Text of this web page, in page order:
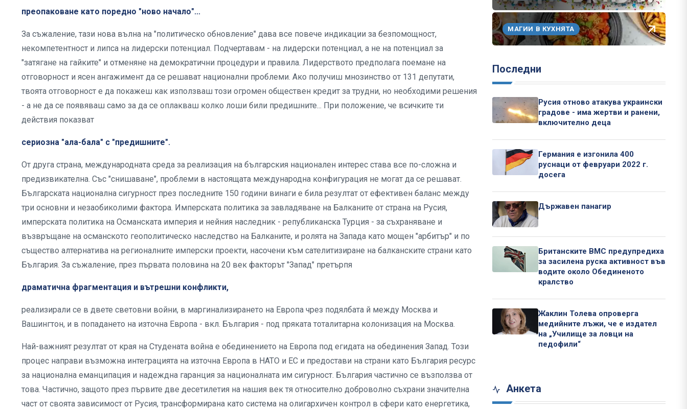
преопаковане като поредно "ново начало"...
За съжаление, тази нова вълна на "политическо обновление" дава все повече индикации за безпомощност,
некомпетентност и липса на лидерски потенциал. Подчертавам - на лидерски потенциал, а не на потенциал за
"затягане на гайките" и отменяне на демократични процедури и правила. Лидерството предполага поемане на
отговорност и ясен ангажимент да се решават национални проблеми. Ако получиш мнозинство от 131 депутати,
твоята отговорност е да покажеш как използваш този огромен обществен кредит за трудни, но необходими решения
- а не да се появяваш само за да се оплакваш колко лоши били предишните... При положение, че всичките ти
действия показват
сериозна "ала-бала" с "предишните".
От друга страна, международната среда за реализация на българския национален интерес става все по-сложна и
предизвикателна. Със "снишаване", проблеми в настоящата международна конфигурация не могат да се решават.
Българската национална сигурност през последните 150 години винаги е била резултат от ефективен баланс между
три основни и незаобиколими фактора. Имперската политика за завладяване на Балканите от страна на Русия,
имперската политика на Османската империя и нейния наследник - републиканска Турция - за съхраняване и
възвръщане на османското геополитическо наследство на Балканите, и ролята на Запада като мощен "арбитър" и по
същество алтернатива на регионалните имперски проекти, насочени към сателитизиране на балканските страни като
България. За съжаление, през първата половина на 20 век факторът "Запад" претърпя
драматична фрагментация и вътрешни конфликти,
реализирали се в двете световни войни, в маргинализирането на Европа чрез подялбата й между Москва и
Вашингтон, и в попадането на източна Европа - вкл. България - под пряката тоталитарна колонизация на Москва.
Най-важният резултат от края на Студената война е обединението на Европа под егидата на обединения Запад. Този
процес направи възможна интеграцията на източна Европа в НАТО и ЕС и предостави на страни като България ресурс
за национална еманципация и надеждна гаранция за националната им сигурност. България частично се възползва от
това. Частично, защото през първите две десетилетия на нашия век тя относително доброволно съхрани значителна
част от своята зависимост от Русия, трансформирана като система на олигархичен контрол в сфери като енергетика,
МАГИИ В КУХНЯТА
Последни
Русия отново атакува украински
градове - има жертви и ранени,
включително деца
Германия е изгонила 400
руснаци от февруари 2022 г.
досега
Държавен панагир
Британските ВМС предупредиха
за засилена руска активност във
водите около Обединеното
кралство
Жаклин Толева опроверга
медийните лъжи, че е издател
на „Училище за ловци на
педофили“
Анкета